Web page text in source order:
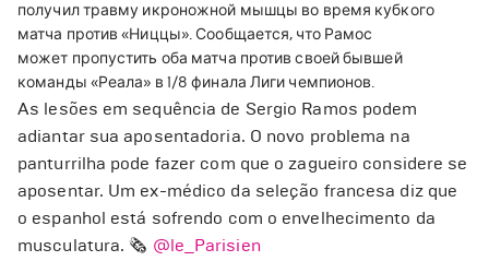
получил травму икроножной мышцы во время кубкого
матча против «Ниццы». Сообщается, что Рамос
может пропустить оба матча против своей бывшей
команды «Реала» в 1/8 финала Лиги чемпионов.
As lesões em sequência de Sergio Ramos podem
adiantar sua aposentadoria. O novo problema na
panturrilha pode fazer com que o zagueiro considere se
aposentar. Um ex-médico da seleção francesa diz que
o espanhol está sofrendo com o envelhecimento da
musculatura. 🗞️ @le_Parisien